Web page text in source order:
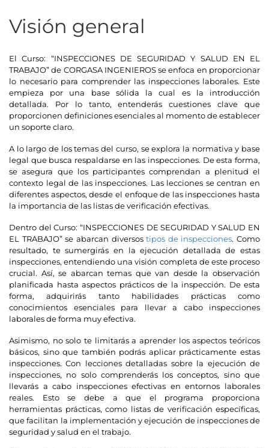
Visión general
El Curso: “INSPECCIONES DE SEGURIDAD Y SALUD EN EL
TRABAJO” de CORGASA INGENIEROS se enfoca en proporcionar
lo necesario para comprender las inspecciones laborales. Este
empieza por una base sólida la cual es la introducción
detallada. Por lo tanto, entenderás cuestiones clave que
proporcionen definiciones esenciales al momento de establecer
un soporte claro.
A lo largo de los temas del curso, se explora la normativa y base
legal que busca respaldarse en las inspecciones. De esta forma,
se asegura que los participantes comprendan a plenitud el
contexto legal de las inspecciones. Las lecciones se centran en
diferentes aspectos, desde el enfoque de las inspecciones hasta
la importancia de las listas de verificación efectivas.
Dentro del Curso: “INSPECCIONES DE SEGURIDAD Y SALUD EN
EL TRABAJO” se abarcan diversostipos de inspecciones. Como
resultado, te sumergirás en la ejecución detallada de estas
inspecciones, entendiendo una visión completa de este proceso
crucial. Así, se abarcan temas que van desde la observación
planificada hasta aspectos prácticos de la inspección. De esta
forma, adquirirás tanto habilidades prácticas como
conocimientos esenciales para llevar a cabo inspecciones
laborales de forma muy efectiva.
Asimismo, no solo te limitarás a aprender los aspectos teóricos
básicos, sino que también podrás aplicar prácticamente estas
inspecciones. Con lecciones detalladas sobre la ejecución de
inspecciones, no solo comprenderás los conceptos, sino que
llevarás a cabo inspecciones efectivas en entornos laborales
reales. Esto se debe a que el programa proporciona
herramientas prácticas, como listas de verificación específicas,
que facilitan la implementación y ejecución de inspecciones de
seguridad y salud en el trabajo.